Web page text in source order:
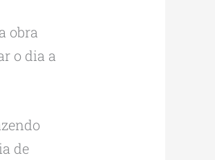
obra
o dia a
de